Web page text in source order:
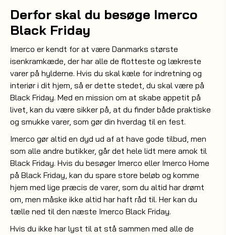
Derfor skal du besøge Imerco
Black Friday
Imerco er kendt for at være Danmarks største
isenkramkæde, der har alle de flotteste og lækreste
varer på hylderne. Hvis du skal kæle for indretning og
interiør i dit hjem, så er dette stedet, du skal være på
Black Friday. Med en mission om at skabe appetit på
livet, kan du være sikker på, at du finder både praktiske
og smukke varer, som gør din hverdag til en fest.
Imerco gør altid en dyd ud af at have gode tilbud, men
som alle andre butikker, går det hele lidt mere amok til
Black Friday. Hvis du besøger Imerco eller Imerco Home
på Black Friday, kan du spare store beløb og komme
hjem med lige præcis de varer, som du altid har drømt
om, men måske ikke altid har haft råd til. Her kan du
tælle ned til den næste Imerco Black Friday.
Hvis du ikke har lyst til at stå sammen med alle de